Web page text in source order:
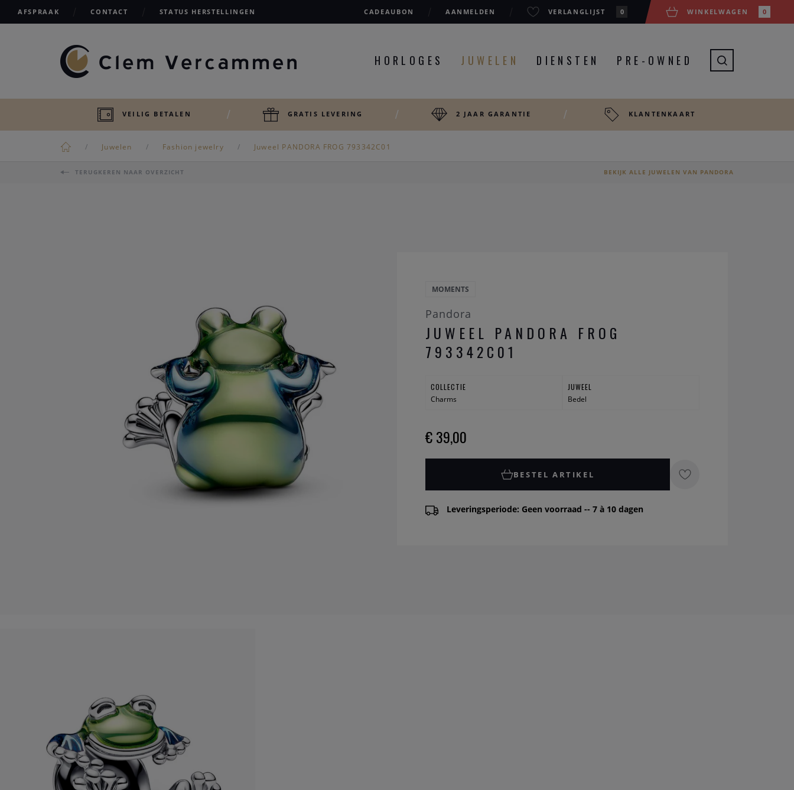
AFSPRAAK CONTACT STATUS HERSTELLINGEN CADEAUBON AANMELDEN VERLANGLIJST 0 WINKELWAGEN 0
HORLOGES JUWELEN DIENSTEN PRE-OWNED
VEILIG BETALEN GRATIS LEVERING 2 JAAR GARANTIE KLANTENKAART
Juwelen Fashion jewelry Juweel PANDORA FROG 793342C01
TERUGKEREN NAAR OVERZICHT BEKIJK ALLE JUWELEN VAN PANDORA
MOMENTS
Pandora
JUWEEL PANDORA FROG
793342C01
COLLECTIE
Charms
JUWEEL
Bedel
€ 39,00
BESTEL ARTIKEL
Leveringsperiode: Geen voorraad -- 7 à 10 dagen